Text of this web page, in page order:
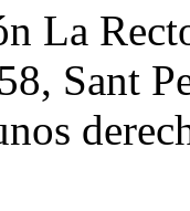
La
Sant